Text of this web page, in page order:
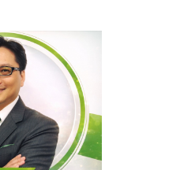
3房
5房以上
5 年以下